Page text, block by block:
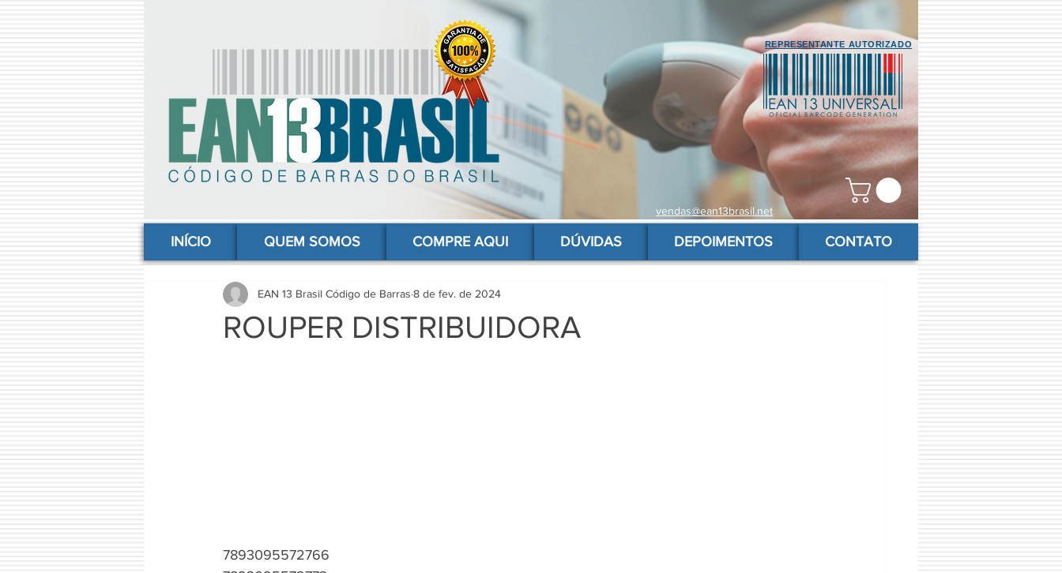
vendas@ean13brasil.net
REPRESENTANTE AUTORIZADO
comprar codigo de barras, comprar código de barras, adquirir código de barras, código de barras online, código de barras para produtos, gs1, código brasileiro, ean 13 universal, código de barras barato
INÍCIO QUEM SOMOS COMPRE AQUI DÚVIDAS DEPOIMENTOS CONTATO
ROUPER DISTRIBUIDORA
EAN 13 Brasil Código de Barras 8 de fev. de 2024
7893095572766